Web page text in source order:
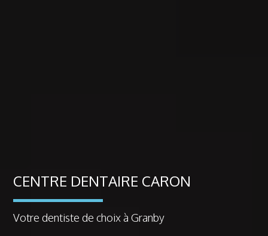
CENTRE DENTAIRE CARON
Votre dentiste de choix à Granby
CENTRE DENTAIRE CARON
Votre dentiste de choix à Granby
CENTRE DENTAIRE CARON
Votre dentiste de choix à Granby